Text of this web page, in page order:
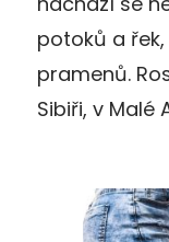
potoků a
pramenů.
Sibiři, v Malé